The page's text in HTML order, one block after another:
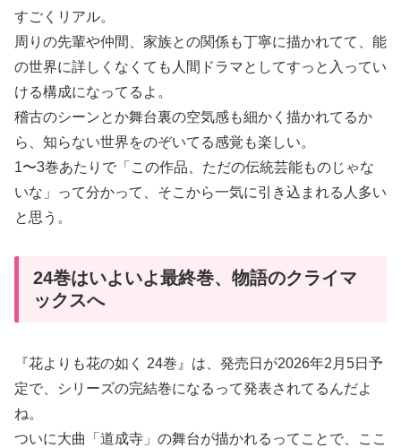
すごくリアル。
周りの先輩や仲間、家族との関係も丁寧に描かれてて、能
の世界に詳しくなくても人間ドラマとしてすっと入ってい
ける構成になってるよ。
稽古のシーンとか舞台裏の空気感も細かく描かれてるか
ら、知らない世界をのぞいてる感覚も楽しい。
1〜3巻あたりで「この作品、ただの伝統芸能ものじゃな
いな」って分かって、そこから一気に引き込まれる人多い
と思う。
24巻はいよいよ最終巻、物語のクライマ
ックスへ
『花よりも花の如く 24巻』は、発売日が2026年2月5日予
定で、シリーズの完結巻になるって発表されてるんだよ
ね。
ついに大曲「道成寺」の舞台が描かれるってことで、ここ